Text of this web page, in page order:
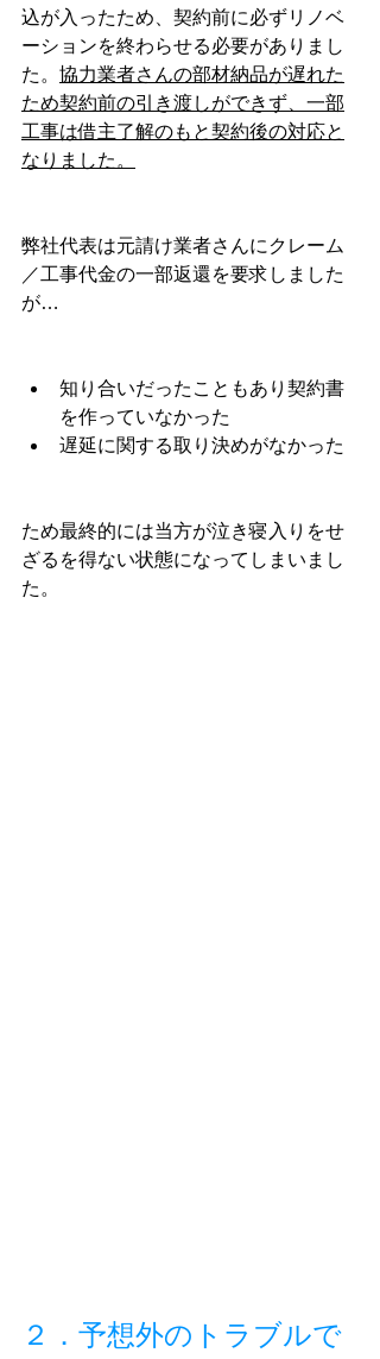
込が入ったため、契約前に必ずリノベ
ーションを終わらせる必要がありまし
た。 協力業者さんの部材納品が遅れた
ため契約前の引き渡しができず、一部
工事は借主了解のもと契約後の対応と
なりました。
弊社代表は元請け業者さんにクレーム
／工事代金の一部返還を要求しました
が…
知り合いだったこともあり契約書
を作っていなかった
遅延に関する取り決めがなかった
ため最終的には当方が泣き寝入りをせ
ざるを得ない状態になってしまいまし
た。
２．予想外のトラブルで